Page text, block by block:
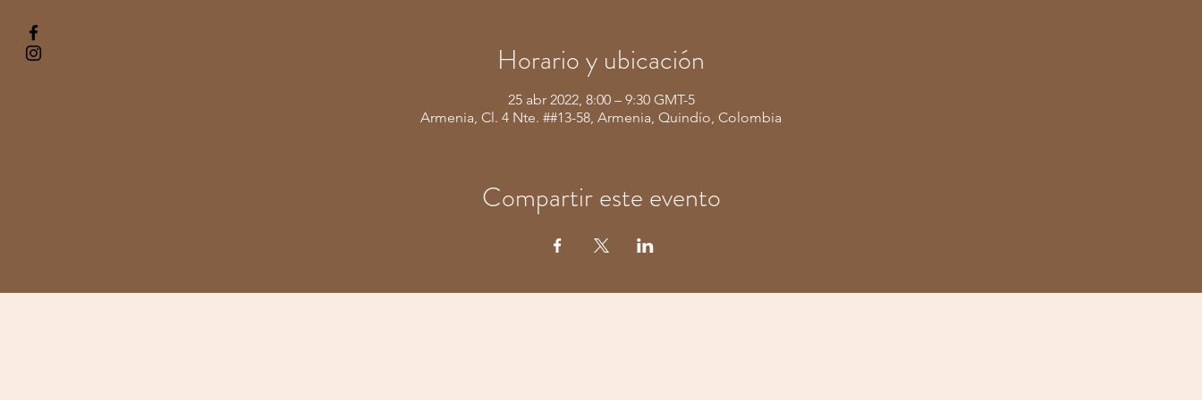
Horario y ubicación
25 abr 2022, 8:00 – 9:30 GMT-5
Armenia, Cl. 4 Nte. ##13-58, Armenia, Quindío, Colombia
Compartir este evento